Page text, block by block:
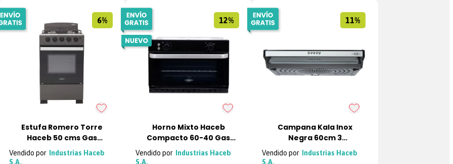
6%
Estufa Romero Torre
Haceb 50 cms Gas
Natural Plata
Industrias Haceb
S.A.
12%
Horno Mixto Haceb
Compacto 60-40 Gas
Natural 120V - Negro
Industrias Haceb
S.A.
11%
Campana Kala Inox
Negra 60cm 3
velocidades Haceb
Industrias Haceb
S.A.